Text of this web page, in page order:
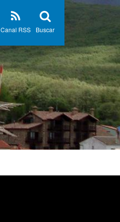
Buscar
Canal RSS